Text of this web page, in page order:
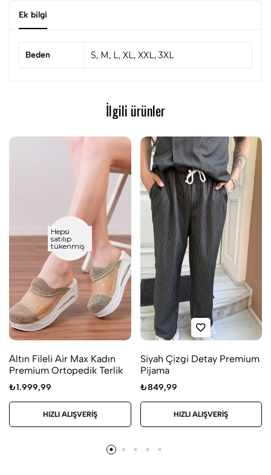
Ek bilgi
Beden S, M, L, XL, XXL, 3XL
İlgili ürünler
Hepsi
satılıp
tükenmiş
Altın Fileli Air Max Kadın
Premium Ortopedik Terlik
₺1.999,99
HIZLI ALIŞVERIŞ
Siyah Çizgi Detay Premium
Pijama
₺849,99
HIZLI ALIŞVERIŞ